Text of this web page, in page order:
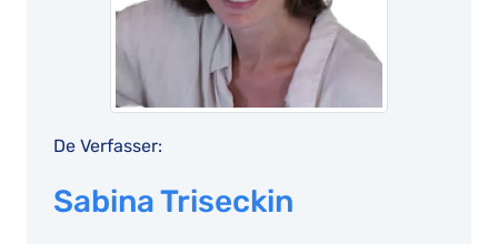
De Verfasser:
Sabina Triseckin